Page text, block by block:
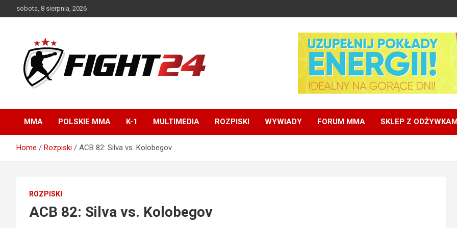
to
sobota, 8 sierpnia, 2026
K-1, UFC
MMA POLSKIE MMA K-1 MULTIMEDIA ROZPISKI WYWIADY FORUM MMA SKLEP Z
Home Rozpiski ACB 82: Silva vs. Kolobegov
ROZPISKI
ACB 82: Silva vs. Kolobegov